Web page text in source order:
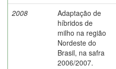
2008
Adaptação de
híbridos de
milho na região
Nordeste do
Brasil, na safra
2006/2007.